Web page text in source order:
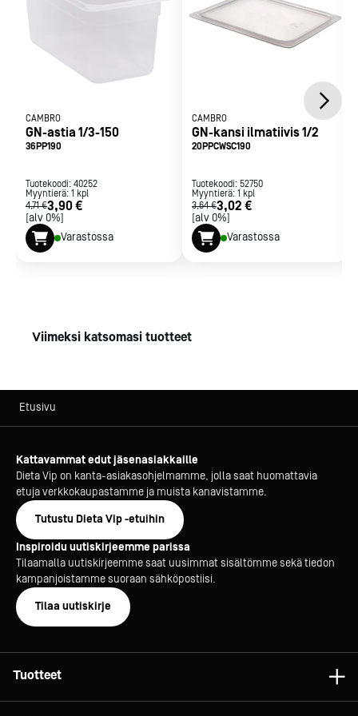
CAMBRO
GN-astia 1/3-150
36PP190
Tuotekoodi: 40252
Myyntierä: 1 kpl
4,71 €3,90 €
[alv 0%]
Varastossa
CAMBRO
GN-kansi ilmatiivis 1/2
20PPCWSC190
Tuotekoodi: 52750
Myyntierä: 1 kpl
3,64 €3,02 €
[alv 0%]
Varastossa
Viimeksi katsomasi tuotteet
Etusivu
Kattavammat edut jäsenasiakkaille
Dieta Vip on kanta-asiakasohjelmamme, jolla saat huomattavia
etuja verkkokaupastamme ja muista kanavistamme.
Tutustu Dieta Vip -etuihin
Inspiroidu uutiskirjeemme parissa
Tilaamalla uutiskirjeemme saat uusimmat sisältömme sekä tiedon
kampanjoistamme suoraan sähköpostiisi.
Tilaa uutiskirje
Tuotteet